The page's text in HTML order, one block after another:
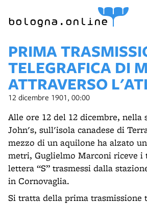
bologna.online
PRIMA
TELEGRAFICA DI
ATTRAVERSO
12 dicembre 1901, 00:00
Alle ore 12 del 12 dicembre, nella
John's, sull'isola canadese di
mezzo di un aquilone ha alzato
metri, Guglielmo Marconi riceve i
lettera “S” trasmessi dalla
in Cornovaglia.
Si tratta della prima trasmissione